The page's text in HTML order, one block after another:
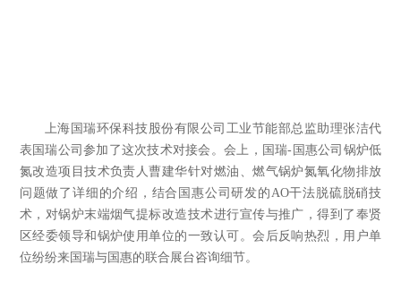
上海国瑞环保科技股份有限公司工业节能部总监助理张洁代
表国瑞公司参加了这次技术对接会。会上，国瑞- 国惠公司锅炉低
氮改造项目技术负责人曹建华针对燃油、燃气锅炉氮氧化物排放
问题做了详细的介绍，结合国惠公司研发的 AO干法脱硫脱硝技
术，对锅炉末端烟气提标改造技术进行宣传与推广，得到了奉贤
区经委领导和锅炉使用单位的一致认可。会后反响热烈，用户单
位纷纷来国瑞与国惠的联合展台咨询细节。